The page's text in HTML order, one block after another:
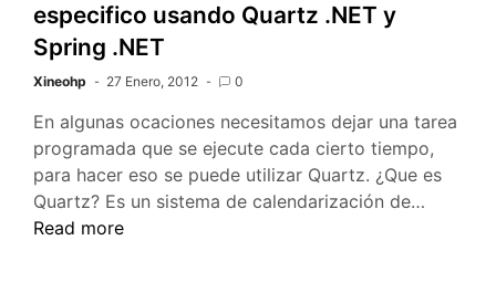
especifico usando Quartz .NET y
Spring .NET
Xineohp 27 Enero, 2012 0
En algunas ocaciones necesitamos dejar una tarea
programada que se ejecute cada cierto tiempo,
para hacer eso se puede utilizar Quartz. ¿Que es
Quartz? Es un sistema de calendarización de…
Read more